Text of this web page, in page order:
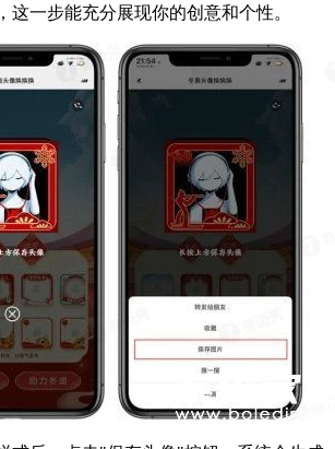
这一步能充分展现你的创意和个性。